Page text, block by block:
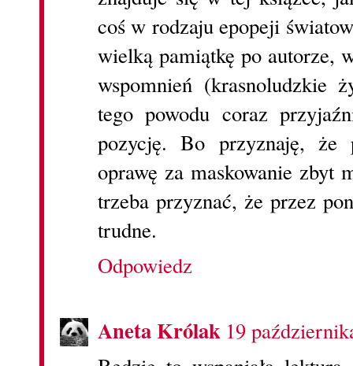
coś w rodzaju epopeji
wielką pamiątkę po autorze,
wspomnień (krasnoludzkie
tego powodu coraz
pozycję. Bo przyznaję, że
oprawę za maskowanie zbyt
trzeba przyznać, że przez
trudne.
Odpowiedz
Aneta Królak 19